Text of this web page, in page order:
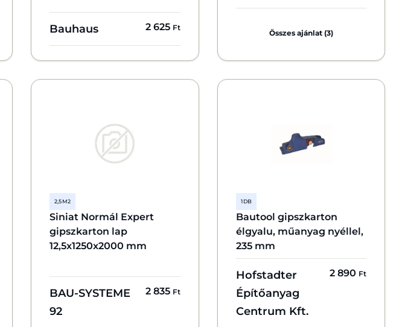
Bauhaus 2 625 Ft
Összes ajánlat (3)
2,5 M2
Siniat Normál Expert
gipszkarton lap
12,5x1250x2000 mm
BAU-SYSTEME
92
2 835 Ft
1 DB
Bautool gipszkarton
élgyalu, műanyag nyéllel,
235 mm
Hofstadter
Építőanyag
Centrum Kft.
2 890 Ft